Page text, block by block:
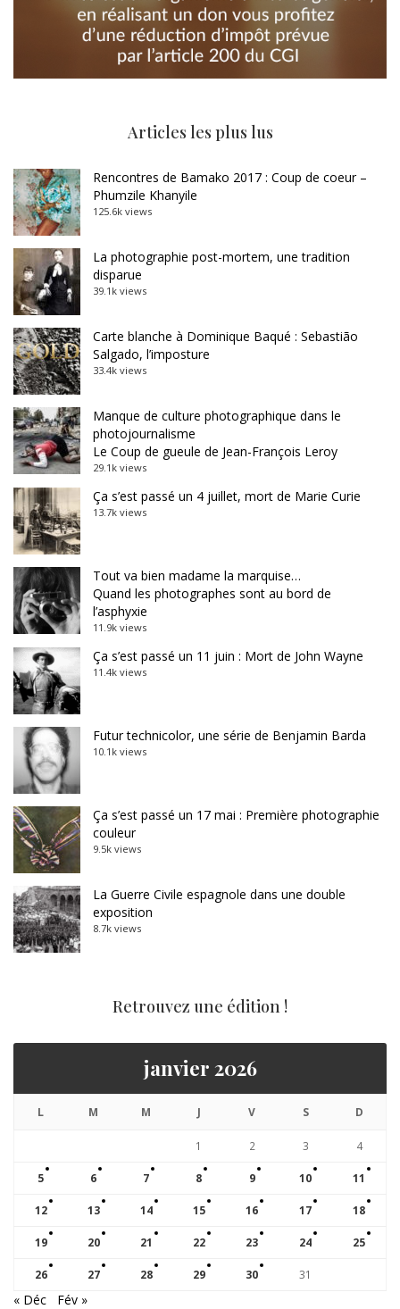
Articles les plus lus
Rencontres de Bamako 2017 : Coup de coeur –
Phumzile Khanyile
125.6k views
La photographie post-mortem, une tradition
disparue
39.1k views
Carte blanche à Dominique Baqué : Sebastião
Salgado, l’imposture
33.4k views
Manque de culture photographique dans le
photojournalisme
Le Coup de gueule de Jean-François Leroy
29.1k views
Ça s’est passé un 4 juillet, mort de Marie Curie
13.7k views
Tout va bien madame la marquise…
Quand les photographes sont au bord de
l’asphyxie
11.9k views
Ça s’est passé un 11 juin : Mort de John Wayne
11.4k views
Futur technicolor, une série de Benjamin Barda
10.1k views
Ça s’est passé un 17 mai : Première photographie
couleur
9.5k views
La Guerre Civile espagnole dans une double
exposition
8.7k views
Retrouvez une édition !
janvier 2026
L M M J V S D
1 2 3 4
5 6 7 8 9 10 11
12 13 14 15 16 17 18
19 20 21 22 23 24 25
26 27 28 29 30 31
« Déc Fév »